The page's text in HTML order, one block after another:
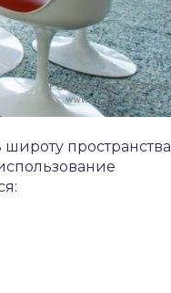
пространства